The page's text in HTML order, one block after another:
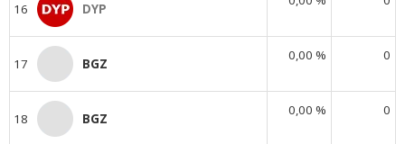
16 DYP
17 BGZ
0,00 % 0
18 BGZ
0,00 % 0